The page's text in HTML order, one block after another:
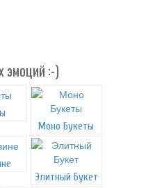
эмоций :-)
Моно Букеты
Элитный Букет